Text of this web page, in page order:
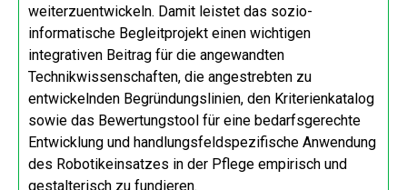
weiterzuentwickeln. Damit leistet das sozio-
informatische Begleitprojekt einen wichtigen
integrativen Beitrag für die angewandten
Technikwissenschaften, die angestrebten zu
entwickelnden Begründungslinien, den Kriterienkatalog
sowie das Bewertungstool für eine bedarfsgerechte
Entwicklung und handlungsfeldspezifische Anwendung
des Robotikeinsatzes in der Pflege empirisch und
gestalterisch zu fundieren.